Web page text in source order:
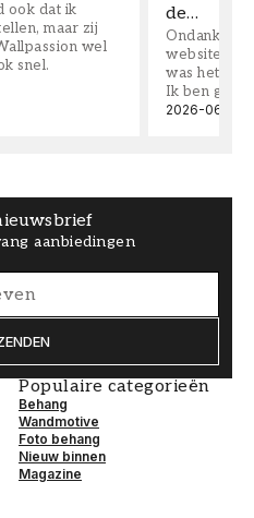
ook dat ik
maar zij
wel
snel.
de…
Ondanks
website
was het
Ik ben
2026-06-08
aanbiedingen
Populaire categorieën
Behang
Wandmotive
Foto behang
Nieuw binnen
Magazine